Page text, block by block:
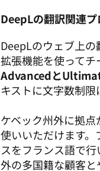
DeepLの翻訳関連プ
DeepLのウェブ上
拡張機能を使ってチ
Advancedと
キストに文字数制
ケベック州外に拠
使いいただけます
スをフランス語で
外の多国籍な顧客